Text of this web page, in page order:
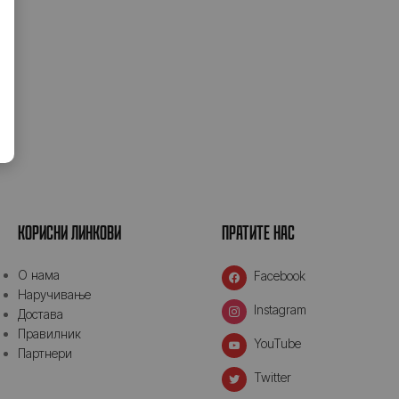
КОРИСНИ ЛИНКОВИ
O нама
Наручивање
Достава
Правилник
Партнери
ПРАТИТЕ НАС
Facebook
Instagram
YouTube
Twitter